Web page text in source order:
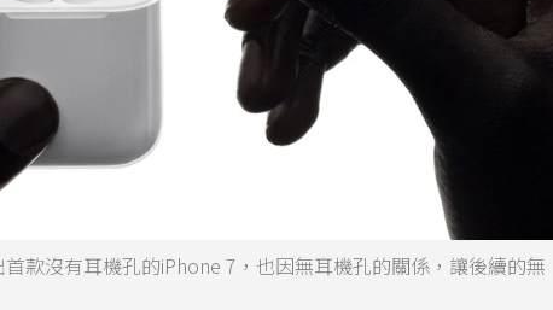
款沒有耳機孔的iPhone 7，也因無耳機孔的關係，讓後續的無